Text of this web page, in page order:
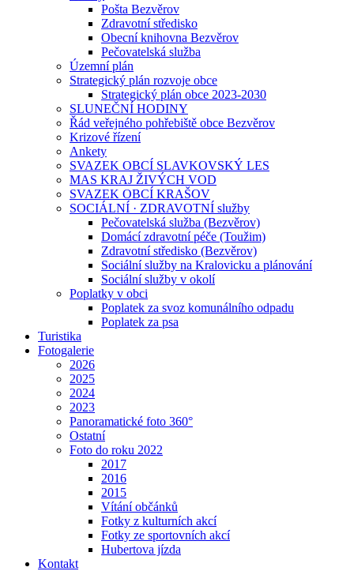
Pošta Bezvěrov
Zdravotní středisko
Obecní knihovna Bezvěrov
Pečovatelská služba
Územní plán
Strategický plán rozvoje obce
Strategický plán obce 2023-2030
SLUNEČNÍ HODINY
Řád veřejného pohřebiště obce Bezvěrov
Krizové řízení
Ankety
SVAZEK OBCÍ SLAVKOVSKÝ LES
MAS KRAJ ŽIVÝCH VOD
SVAZEK OBCÍ KRAŠOV
SOCIÁLNÍ · ZDRAVOTNÍ služby
Pečovatelská služba (Bezvěrov)
Domácí zdravotní péče (Toužim)
Zdravotní středisko (Bezvěrov)
Sociální služby na Kralovicku a plánování
Sociální služby v okolí
Poplatky v obci
Poplatek za svoz komunálního odpadu
Poplatek za psa
Turistika
Fotogalerie
2026
2025
2024
2023
Panoramatické foto 360°
Ostatní
Foto do roku 2022
2017
2016
2015
Vítání občánků
Fotky z kulturních akcí
Fotky ze sportovních akcí
Hubertova jízda
Kontakt